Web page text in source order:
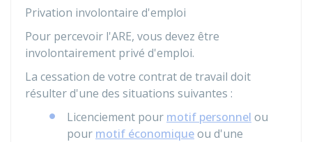
Privation involontaire d'emploi
Pour percevoir l'ARE, vous devez être
involontairement privé d'emploi.
La cessation de votre contrat de travail doit
résulter d'une des situations suivantes :
Licenciement pour motif personnel ou
pour motif économiqueou d'une